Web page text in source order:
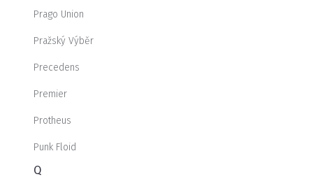
Prago Union
Pražský Výběr
Precedens
Premier
Protheus
Punk Floid
Q